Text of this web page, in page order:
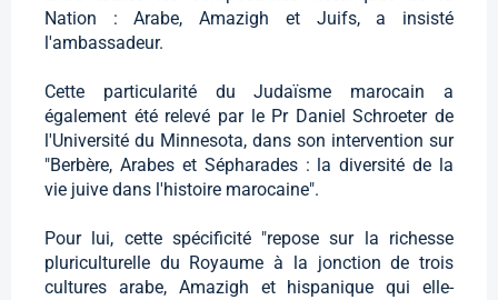
Nation : Arabe, Amazigh et Juifs, a insisté
l'ambassadeur.
Cette particularité du Judaïsme marocain a
également été relevé par le Pr Daniel Schroeter de
l'Université du Minnesota, dans son intervention sur
"Berbère, Arabes et Sépharades : la diversité de la
vie juive dans l'histoire marocaine".
Pour lui, cette spécificité "repose sur la richesse
pluriculturelle du Royaume à la jonction de trois
cultures arabe, Amazigh et hispanique qui elle-